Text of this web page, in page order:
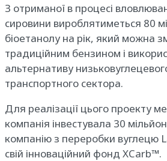
З отриманої в процесі
сировини вироблятиметься 80
біоетанолу на рік, який можна
традиційним бензином і
альтернативу
транспортного сектора.
Для реалізації цього проекту
компанія інвестувала 30
компанію з переробки вуглецю
свій інноваційний фонд XCarb™.